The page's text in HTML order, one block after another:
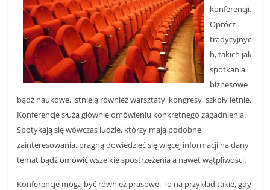
konferencji.
Oprócz
tradycyjnyc
h, takich jak
spotkania
biznesowe
bądź naukowe, istnieją również warsztaty, kongresy, szkoły letnie.
Konferencje służą głównie omówieniu konkretnego zagadnienia.
Spotykają się wówczas ludzie, którzy mają podobne
zainteresowania, pragną dowiedzieć się więcej informacji na dany
temat bądź omówić wszelkie spostrzeżenia a nawet wątpliwości.
Konferencje mogą być również prasowe. To na przykład takie, gdy